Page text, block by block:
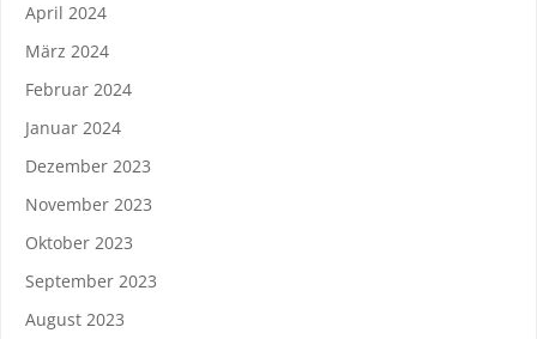
April 2024
März 2024
Februar 2024
Januar 2024
Dezember 2023
November 2023
Oktober 2023
September 2023
August 2023